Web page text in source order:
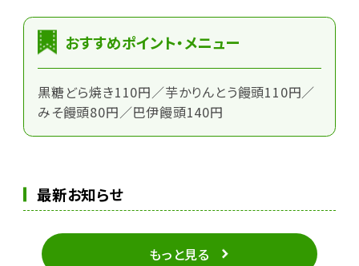
おすすめポイント・メニュー
黒糖どら焼き110円／芋かりんとう饅頭110円／
みそ饅頭80円／巴伊饅頭140円
最新お知らせ
もっと見る